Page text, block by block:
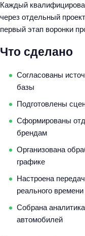
Каждый
через отдельный
первый этап воронки
Что сделано
Согласованы
базы
Подготовлены
Сформированы
брендам
Организована
графике
Настроена
реального времени
Собрана
автомобилей